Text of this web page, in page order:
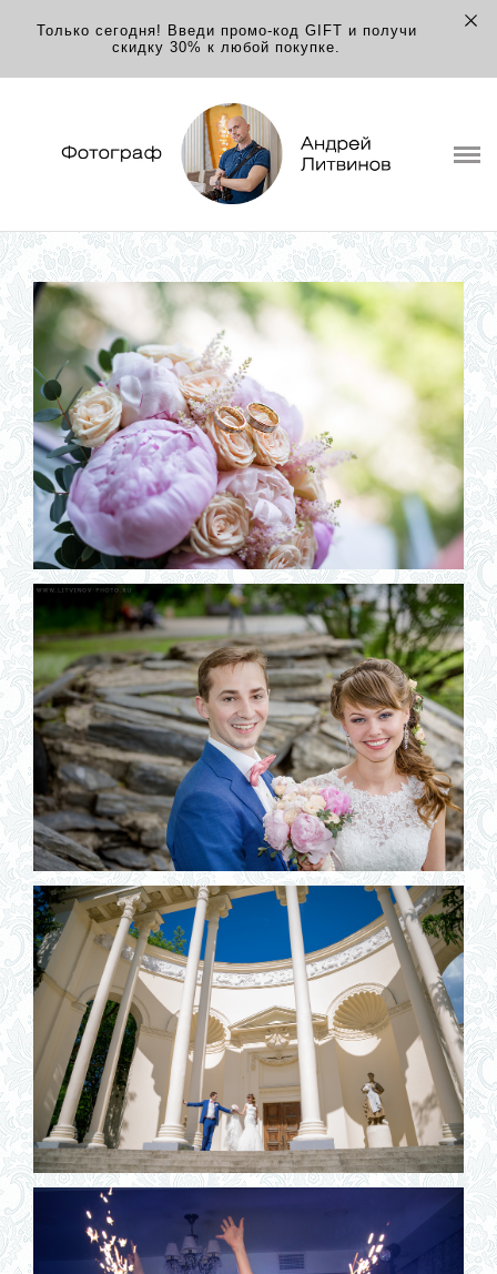
Только сегодня! Введи промо-код GIFT и получи
скидку 30% к любой покупке.
СВАДЬБЫ
ВЕНЧАНИЕ, КРЕСТИНЫ
ПРАЗДНИКИ
ПОРТРЕТЫ
ДРУГИЕ ВИДЫ СЪЕМКИ
ФОТОФИЛЬМЫ
ОБО МНЕ
КОНТАКТЫ
ПОДАРОЧНЫЙ СЕРТИФИКАТ